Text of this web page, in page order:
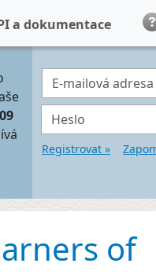
a dokumentace
E-mailová adresa
Heslo
Registrovat »
of